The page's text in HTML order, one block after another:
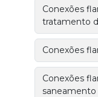
Conexões
tratamento
Conexões
Conexões
saneamento